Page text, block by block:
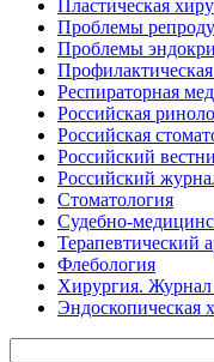
Пластическая
Проблемы
Проблемы
Респираторная
Российская
Российская
Российский
Российский
Стоматология
Судебно-
Терапевтический
Флебология
Хирургия.
Эндоскопическая